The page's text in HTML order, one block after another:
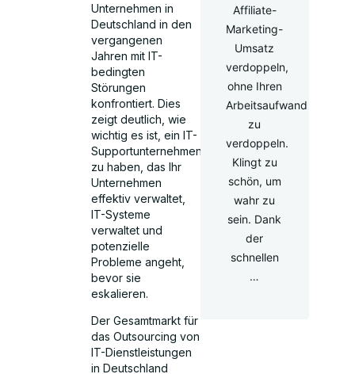
Unternehmen in
Deutschland in den
vergangenen
Jahren mit IT-
bedingten
Störungen
konfrontiert. Dies
zeigt deutlich, wie
wichtig es ist, ein IT-
Supportunternehmen
zu haben, das Ihr
Unternehmen
effektiv verwaltet,
IT-Systeme
verwaltet und
potenzielle
Probleme angeht,
bevor sie
eskalieren.
Der Gesamtmarkt für
das Outsourcing von
IT-Dienstleistungen
in Deutschland
Affiliate-
Marketing-
Umsatz
verdoppeln,
ohne Ihren
Arbeitsaufwand
zu
verdoppeln.
Klingt zu
schön, um
wahr zu
sein. Dank
der
schnellen
…